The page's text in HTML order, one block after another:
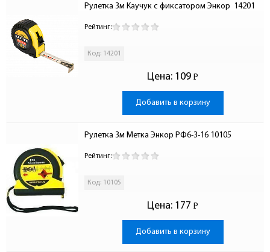
Рулетка 3м Каучук с фиксатором Энкор  14201
Рейтинг:
Код: 14201
Цена: 109 Р
-
Добавить в корзину
Рулетка 3м Метка Энкор РФ6-3-16 10105
Рейтинг:
Код: 10105
Цена: 177 Р
-
Добавить в корзину